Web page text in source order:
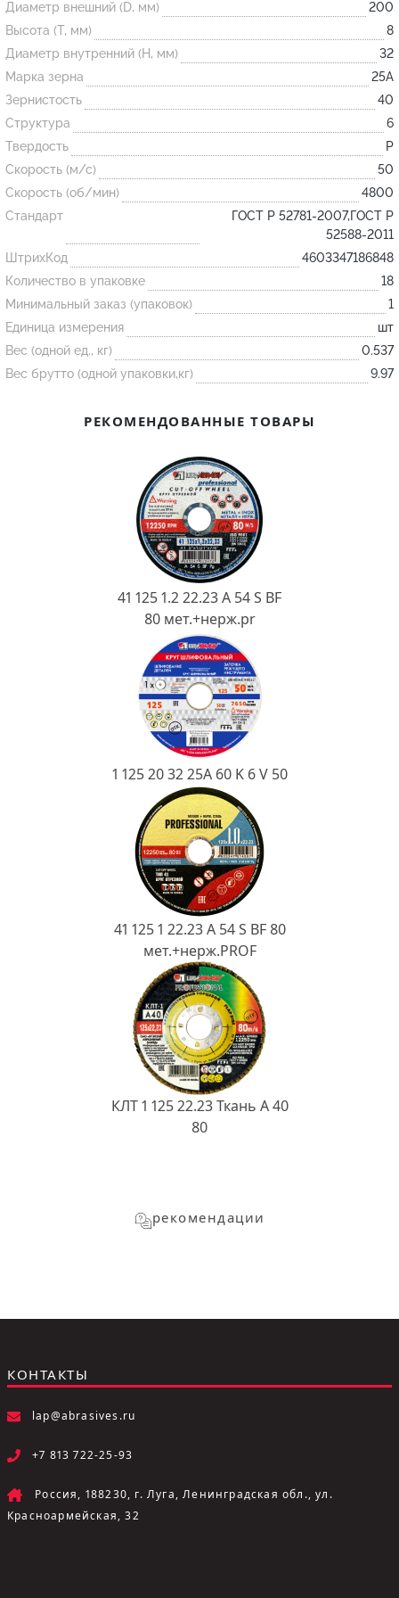
Огнеупорные
изделия
Скачать каталог
Тигель
Муфель
Черпак
Шербер
Трубка
Стержень
Пробка
Подставка
Лодочка
Контакт
Огнеупорная SiC смесь
Диаметр внешний (D, мм)
200
Высота (T, мм)
8
Диаметр внутренний (H, мм)
32
Марка зерна
25А
Зернистость
40
Структура
6
Твердость
P
Скорость (м/с)
50
Скорость (об/мин)
4800
Стандарт
ГОСТ Р 52781-2007,ГОСТ Р
52588-2011
ШтрихКод
4603347186848
Количество в упаковке
18
Минимальный заказ (упаковок)
1
Единица измерения
шт
Вес (одной ед., кг)
0.537
Вес брутто (одной упаковки,кг)
9.97
РЕКОМЕНДОВАННЫЕ ТОВАРЫ
41 125 1.2 22.23 A 54 S BF
80 мет.+нерж.pr
1 125 20 32 25А 60 K 6 V 50
41 125 1 22.23 A 54 S BF 80
мет.+нерж.PROF
КЛТ 1 125 22.23 Ткань A 40
80
рекомендации
КОНТАКТЫ
lap@abrasives.ru
+7 813 722-25-93
Россия, 188230, г. Луга, Ленинградская обл., ул.
Красноармейская, 32